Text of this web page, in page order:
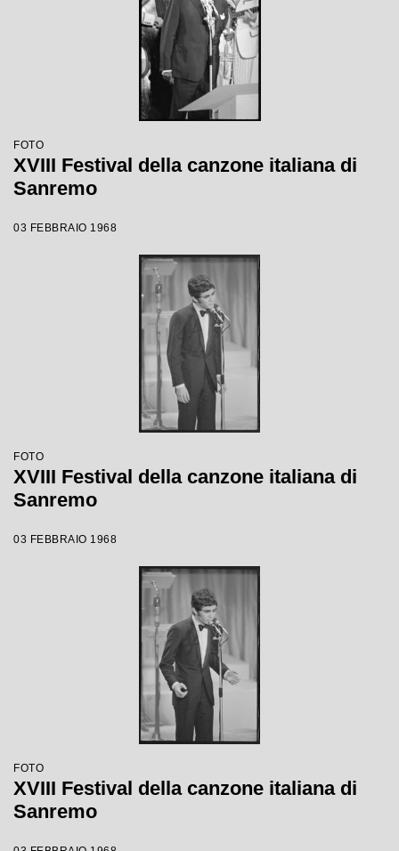
FOTO
XVIII Festival della canzone italiana di
Sanremo
03 FEBBRAIO 1968
FOTO
XVIII Festival della canzone italiana di
Sanremo
03 FEBBRAIO 1968
FOTO
XVIII Festival della canzone italiana di
Sanremo